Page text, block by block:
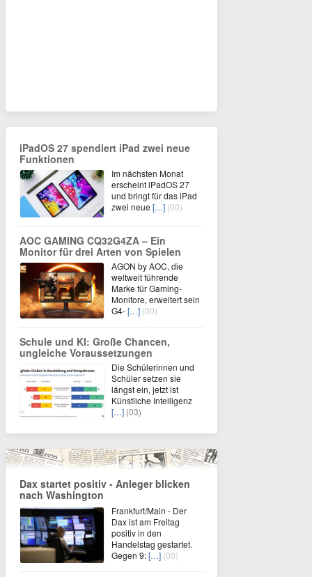
iPadOS 27 spendiert iPad zwei neue
Funktionen
Im nächsten Monat
erscheint iPadOS 27
und bringt für das iPad
zwei neue […] (00)
AOC GAMING CQ32G4ZA – Ein
Monitor für drei Arten von Spielen
AGON by AOC, die
weltweit führende
Marke für Gaming-
Monitore, erweitert sein
G4-[…] (00)
Schule und KI: Große Chancen,
ungleiche Voraussetzungen
Die Schülerinnen und
Schüler setzen sie
längst ein, jetzt ist
Künstliche Intelligenz
[…] (03)
Dax startet positiv - Anleger blicken
nach Washington
Frankfurt/Main - Der
Dax ist am Freitag
positiv in den
Handelstag gestartet.
Gegen 9:[…] (00)